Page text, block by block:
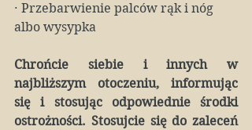
· Przebarwienie palców rąk i nóg
albo wysypka
Chrońcie siebie i innych w
najbliższym otoczeniu, informując
się i stosując odpowiednie środki
ostrożności. Stosujcie się do zaleceń